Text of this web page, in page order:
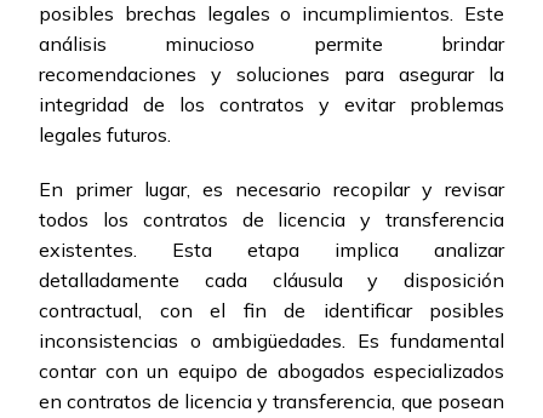
posibles brechas legales o incumplimientos. Este
análisis minucioso permite brindar
recomendaciones y soluciones para asegurar la
integridad de los contratos y evitar problemas
legales futuros.
En primer lugar, es necesario recopilar y revisar
todos los contratos de licencia y transferencia
existentes. Esta etapa implica analizar
detalladamente cada cláusula y disposición
contractual, con el fin de identificar posibles
inconsistencias o ambigüedades. Es fundamental
contar con un equipo de abogados especializados
en contratos de licencia y transferencia, que posean